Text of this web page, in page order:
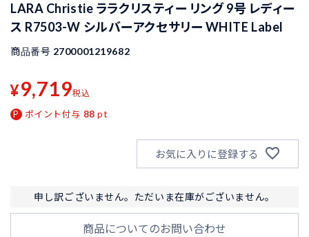
LARA Christie ララクリスティー リング 9号 レディー
ス R7503-W シルバーアクセサリー WHITE Label
商品番号 2700001219682
¥9,719税込
ポイント付与 88 pt
お気に入りに登録する
申し訳ございません。ただいま在庫がございません。
商品についてのお問い合わせ